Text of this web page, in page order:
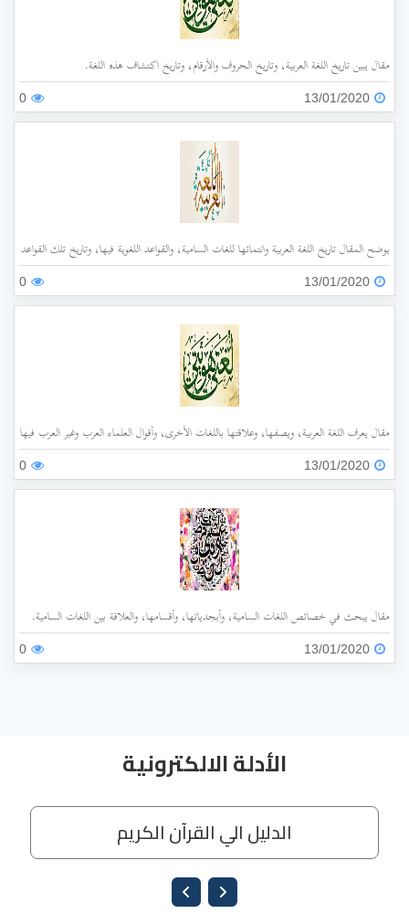
مقال يبين تاريخ اللغة العربية، وتاريخ الحروف والأرقام، وتاريخ اكتشاف هذه اللغة.
13/01/2020
0
يوضح المقال تاريخ اللغة العربية وانتمائها للغات السامية، والقواعد اللغوية فيها، وتاريخ تلك القواعد،
13/01/2020
0
مقال يعرف اللغة العربية، ويصفها، وعلاقتها باللغات الأخرى، وأقوال العلماء العرب وغير العرب فيها.
13/01/2020
0
مقال يبحث في خصائص اللغات السامية، وأبجدياتها، وأقسامها، والعلاقة بين اللغات السامية.
13/01/2020
0